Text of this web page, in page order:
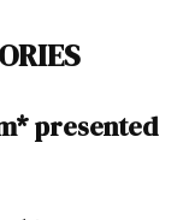
presented